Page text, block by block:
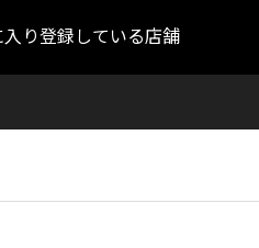
入り登録している店舗